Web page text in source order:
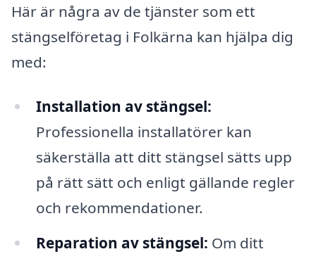
Här är några av de tjänster som ett
stängselföretag i Folkärna kan hjälpa dig
med:
Installation av stängsel:
Professionella installatörer kan
säkerställa att ditt stängsel sätts upp
på rätt sätt och enligt gällande regler
och rekommendationer.
Reparation av stängsel: Om ditt